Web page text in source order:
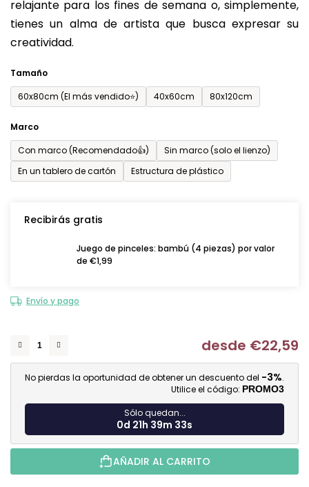
relajante para los fines de semana o, simplemente,
tienes un alma de artista que busca expresar su
creatividad.
Tamaño
60x80cm (El más vendido⭐)
40x60cm 80x120cm
Marco
Con marco (Recomendado👍)
Sin marco (solo el lienzo)
En un tablero de cartón
Estructura de plástico
Recibirás gratis
Juego de pinceles: bambú (4 piezas) por valor
de €1,99
Envío y pago
desde €22,59
No pierdas la oportunidad de obtener un descuento del -3%.
Utilice el código: PROMO3
Sólo quedan...
0d 21h 39m 32s
AÑADIR AL CARRITO